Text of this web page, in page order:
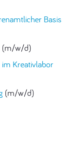
Basis
(m/w/d)
Kreativlabor
(m/w/d)